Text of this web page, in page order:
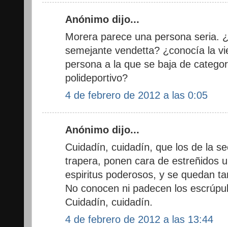
Anónimo dijo...
Morera parece una persona seria.
semejante vendetta? ¿conocía la
persona a la que se baja de
polideportivo?
4 de febrero de 2012 a las 0:05
Anónimo dijo...
Cuidadín, cuidadín, que los de la
trapera, ponen cara de estreñidos
espiritus poderosos, y se quedan
No conocen ni padecen los
Cuidadín, cuidadín.
4 de febrero de 2012 a las 13:44